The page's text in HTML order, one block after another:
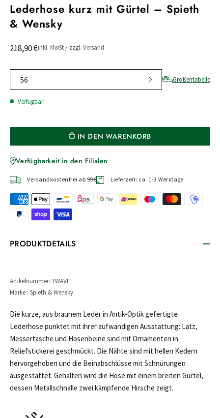
Lederhose kurz mit Gürtel – Spieth
& Wensky
218,90 €inkl. MwSt / zzgl. Versand
Größentabelle
56
Verfügbar
IN DEN WARENKORB
Verfügbarkeit in den Filialen
Versandkostenfrei ab 99€ Lieferzeit: ca. 1-3 Werktage
PRODUKTDETAILS
Artikelnummer: TWAVEL
Marke : Spieth & Wensky
Die kurze, aus braunem Leder in Antik-Optik gefertigte
Lederhose punktet mit ihrer aufwändigen Ausstattung: Latz,
Messertasche und Hosenbeine sind mit Ornamenten in
Reliefstickerei geschmückt. Die Nähte sind mit hellen Kedern
hervorgehoben und die Beinabschlüsse mit Schnürungen
ausgestattet. Gehalten wird die Hose mit einem breiten Gürtel,
dessen Metallschnalle zwei kämpfende Hirsche zeigt.